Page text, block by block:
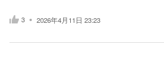
3 2026年4月11日 23:23